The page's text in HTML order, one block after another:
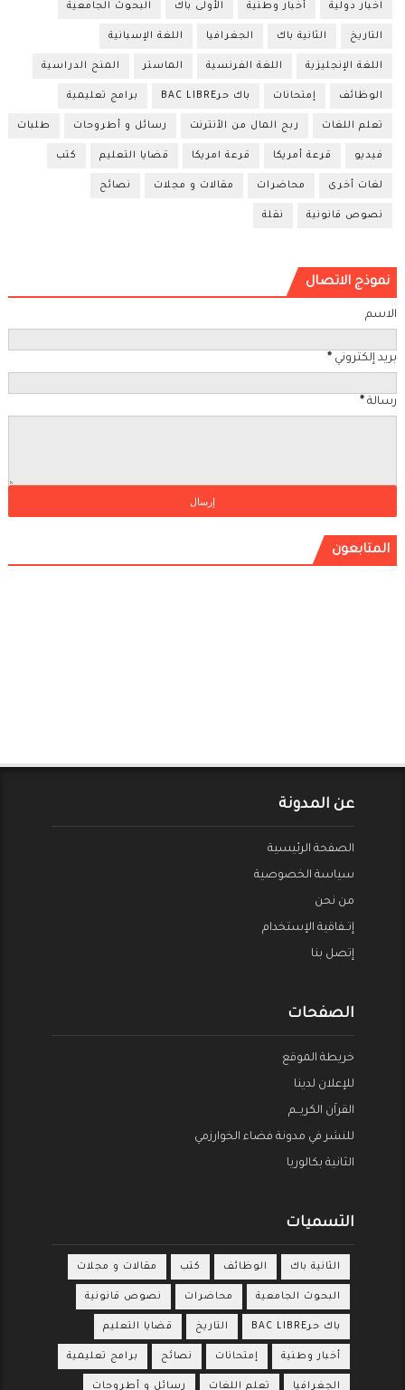
اخبار دولية أخبار وطنية الأولى باك البحوث الجامعية
التاريخ الثانية باك الجغرافيا اللغة الإسبانية
اللغة الإنجليزية اللغة الفرنسية الماستر المنح الدراسية
الوظائف إمتحانات باك حرBAC LIBRE برامج تعليمية
تعلم اللغات ربح المال من الأنترنت رسائل و أطروحات طلبات
فيديو قرعة أمريكا قرعة امريكا قضايا التعليم كتب
لغات أخرى محاضرات مقالات و مجلات نصائح
نصوص قانونية نقلة
نموذج الاتصال
الاسم
بريد إلكتروني *
رسالة *
المتابعون
عن المدونة
الصفحة الرئيسية
سياسة الخصوصية
من نحن
إتــفاقية الإستخدام
إتصل بنا
الصفحات
خريطة الموقع
للإعلان لدينا
القراَن الكريــم
للنشر في مدونة فضاء الخوارزمي
الثانية بكالوريا
التسميات
الثانية باك الوظائف كتب مقالات و مجلات
البحوث الجامعية محاضرات نصوص قانونية
باك حرBAC LIBRE التاريخ قضايا التعليم
أخبار وطنية إمتحانات نصائح برامج تعليمية
الجغرافيا تعلم اللغات رسائل و أطروحات